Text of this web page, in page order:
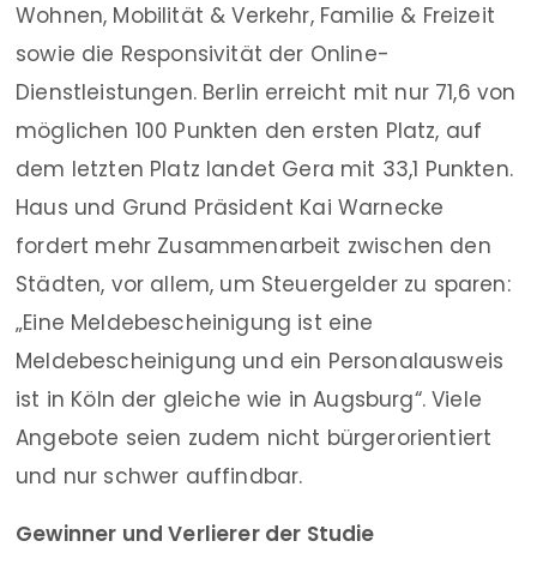
Wohnen, Mobilität & Verkehr, Familie & Freizeit
sowie die Responsivität der Online-
Dienstleistungen. Berlin erreicht mit nur 71,6 von
möglichen 100 Punkten den ersten Platz, auf
dem letzten Platz landet Gera mit 33,1 Punkten.
Haus und Grund Präsident Kai Warnecke
fordert mehr Zusammenarbeit zwischen den
Städten, vor allem, um Steuergelder zu sparen:
„Eine Meldebescheinigung ist eine
Meldebescheinigung und ein Personalausweis
ist in Köln der gleiche wie in Augsburg“. Viele
Angebote seien zudem nicht bürgerorientiert
und nur schwer auffindbar.
Gewinner und Verlierer der Studie